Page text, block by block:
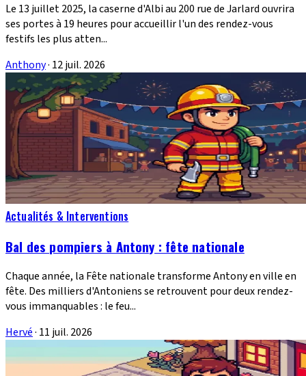
Le 13 juillet 2025, la caserne d'Albi au 200 rue de Jarlard ouvrira
ses portes à 19 heures pour accueillir l'un des rendez-vous
festifs les plus atten...
Anthony· 12 juil. 2026
Actualités & Interventions
Bal des pompiers à Antony : fête nationale
Chaque année, la Fête nationale transforme Antony en ville en
fête. Des milliers d'Antoniens se retrouvent pour deux rendez-
vous immanquables : le feu...
Hervé· 11 juil. 2026